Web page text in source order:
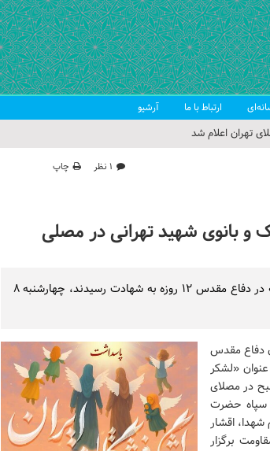
ارتباط با ما آرشیو
تهران اعلام شد
تهران
رهبر معظم انقلاب
ایران
۱ نظر
چاپ
مراسم باشکوه پاسداشت ۱۱۰ کودک و بانوی شهید تهرانی که در دفاع مقدس ۱۲ روزه به شهادت رسیدند، چهارشنبه ۸
دفاع مقدس
«لشکر
روز چهارشنبه ۸ مردادماه ۱۴۰۴ از ساعت ۱۰ صبح در مصلای
سپاه حضرت
اقشار
برگزار